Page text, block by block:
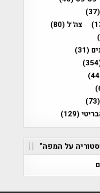
(37)
צה"ל (80)
(31)
(129)
על המפה"